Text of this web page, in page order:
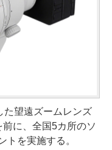
た望遠ズームレンズ
前に、全国5カ所のソ
トを実施する。